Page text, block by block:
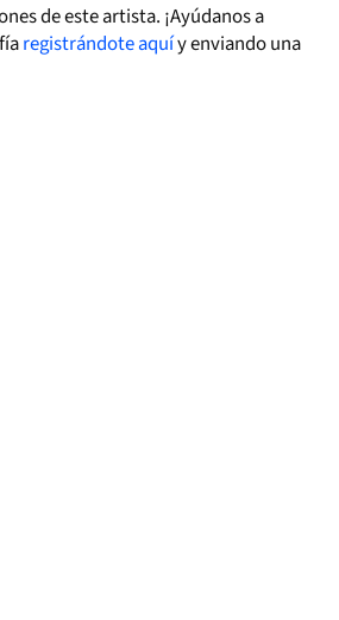
de este artista. ¡Ayúdanos a
registrándote aquíy enviando una